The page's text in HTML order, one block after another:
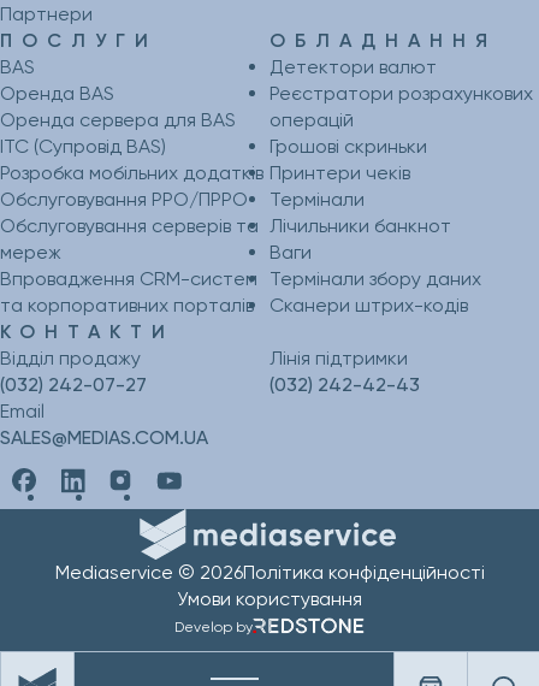
Партнери
ПОСЛУГИ
BAS
Оренда BAS
Оренда сервера для BAS
ІТС (Супровід BAS)
Розробка мобільних додатків
Обслуговування РРО/ПРРО
Обслуговування серверів та
мереж
Впровадження CRM-систем
та корпоративних порталів
ОБЛАДНАННЯ
Детектори валют
Реєстратори розрахункових
операцій
Грошові скриньки
Принтери чеків
Термінали
Лічильники банкнот
Ваги
Термінали збору даних
Сканери штрих-кодів
КОНТАКТИ
Відділ продажу
(032) 242-07-27
Лінія підтримки
(032) 242-42-43
Email
SALES@MEDIAS.COM.UA
Mediaservice © 2026Політика конфіденційності
Умови користування
Develop by